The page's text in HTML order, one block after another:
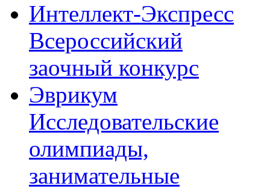
Интеллект-Экспресс
Всероссийский
заочный конкурс
Эврикум
Исследовательские
олимпиады,
занимательные